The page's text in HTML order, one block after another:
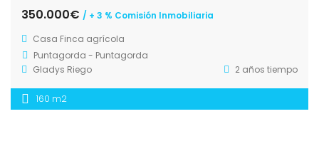
350.000€ / + 3 % Comisión Inmobiliaria
Casa Finca agrícola
Puntagorda - Puntagorda
Gladys Riego
2 años tiempo
160 m2